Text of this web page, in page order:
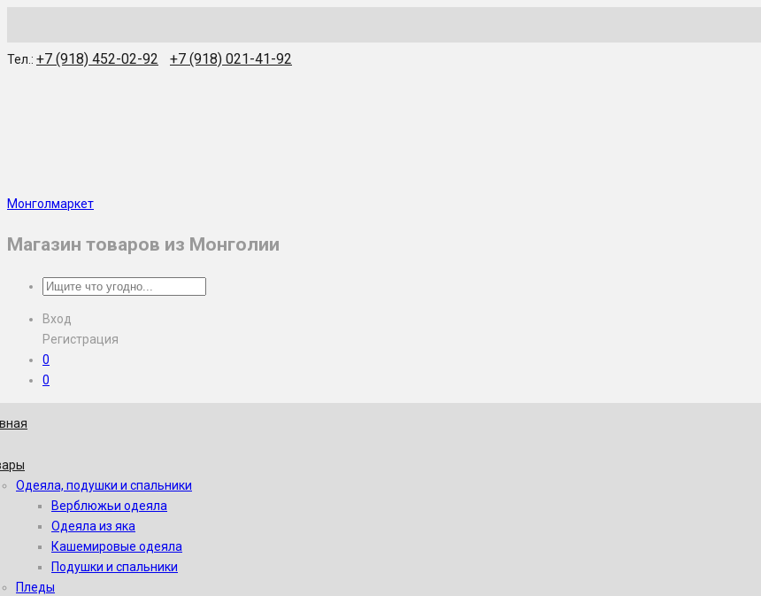
Тел.: +7 (918) 452-02-92 +7 (918) 021-41-92
Монголмаркет
Магазин товаров из Монголии
Вход
Регистрация
0
0
Одеяла, подушки и спальники
Верблюжьи одеяла
Одеяла из яка
Кашемировые одеяла
Подушки и спальники
Пледы